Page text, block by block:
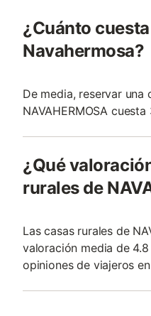
¿Cuánto
Navahermosa?
De media, reservar una
NAVAHERMOSA
¿Qué
rurales de
Las casas rurales de
valoración media de
opiniones de viajeros